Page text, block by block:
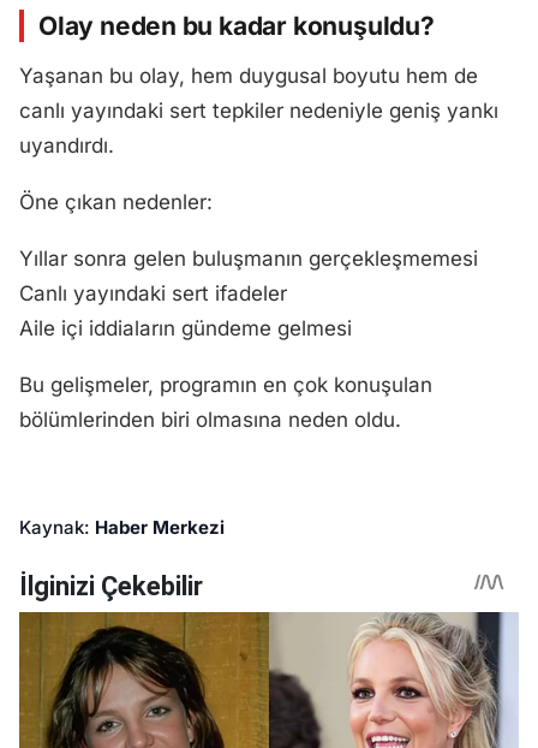
Olay neden bu kadar konuşuldu?
Yaşanan bu olay, hem duygusal boyutu hem de
canlı yayındaki sert tepkiler nedeniyle geniş yankı
uyandırdı.
Öne çıkan nedenler:
Yıllar sonra gelen buluşmanın gerçekleşmemesi
Canlı yayındaki sert ifadeler
Aile içi iddiaların gündeme gelmesi
Bu gelişmeler, programın en çok konuşulan
bölümlerinden biri olmasına neden oldu.
Kaynak: Haber Merkezi